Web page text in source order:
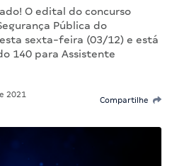
O edital do concurso
Pública do
sexta-feira (03/12) e está
140 para Assistente
2021
Compartilhe